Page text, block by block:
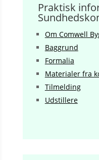
Praktisk
Om Comwell
Baggrund
Formalia
Materialer fra
Tilmelding
Udstillere